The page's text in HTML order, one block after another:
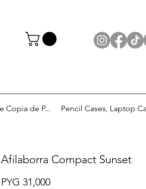
Copia de P... Pencil Cases, Laptop
Afilaborra Compact Sunset
PYG 31,000Price